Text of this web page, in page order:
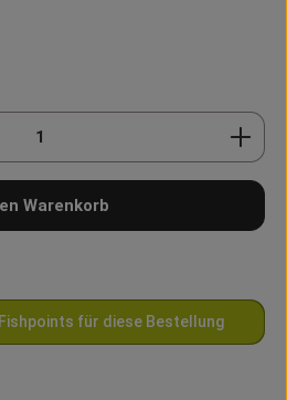
gewünschten Wert ein
Warenkorb
für diese Bestellung